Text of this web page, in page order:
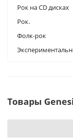
Рок на CD дисках
Рок.
Фолк-рок
Товары